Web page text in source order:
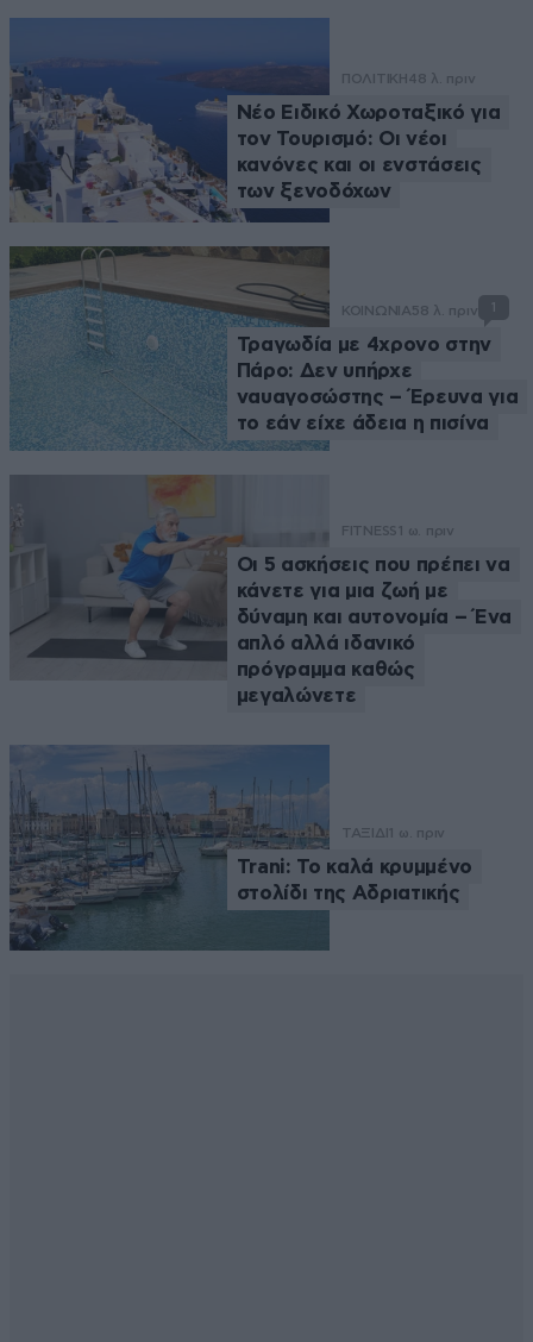
ΠΟΛΙΤΙΚΗ48 λ. πριν
Νέο Ειδικό Χωροταξικό για
τον Τουρισμό: Οι νέοι
κανόνες και οι ενστάσεις
των ξενοδόχων
ΚΟΙΝΩΝΙΑ58 λ. πριν 1
Τραγωδία με 4χρονο στην
Πάρο: Δεν υπήρχε
ναυαγοσώστης – Έρευνα για
το εάν είχε άδεια η πισίνα
FITNESS 1 ω. πριν
Οι 5 ασκήσεις που πρέπει να
κάνετε για μια ζωή με
δύναμη και αυτονομία – Ένα
απλό αλλά ιδανικό
πρόγραμμα καθώς
μεγαλώνετε
ΤΑΞΙΔΙ 1 ω. πριν
Trani: Το καλά κρυμμένο
στολίδι της Αδριατικής